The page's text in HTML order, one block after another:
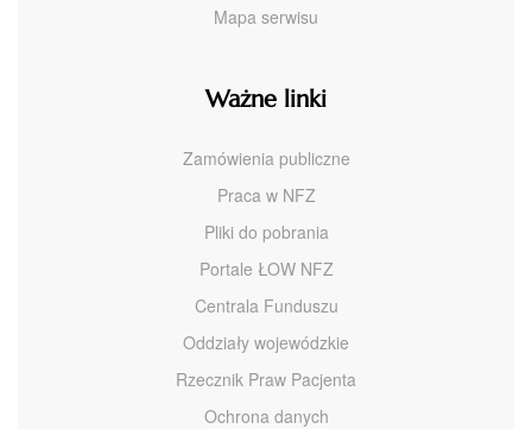
Mapa serwisu
Ważne linki
Zamówienia publiczne
Praca w NFZ
Pliki do pobrania
Portale ŁOW NFZ
Centrala Funduszu
Oddziały wojewódzkie
Rzecznik Praw Pacjenta
Ochrona danych